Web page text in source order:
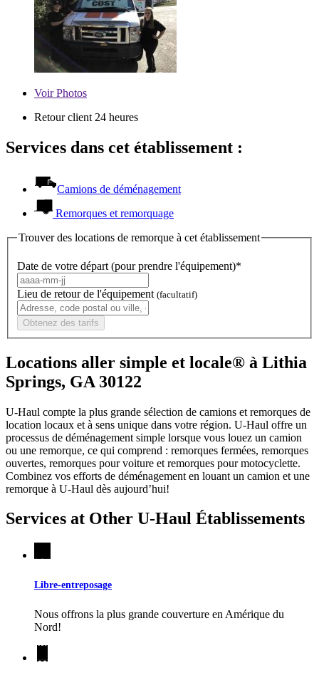
VoirPhotos
Retour client 24 heures
Services dans cet établissement :
Camions de déménagement
Remorques et remorquage
Trouver des locations de remorque à cet établissement
Date de votre départ (pour prendre l'équipement)*
Lieu de retour de l'équipement (facultatif)
Obtenez des tarifs
Locations aller simple et locale® à Lithia
Springs, GA 30122
U-Haul compte la plus grande sélection de camions et remorques de
location locaux et à sens unique dans votre région. U-Haul offre un
processus de déménagement simple lorsque vous louez un camion
ou une remorque, ce qui comprend : remorques fermées, remorques
ouvertes, remorques pour voiture et remorques pour motocyclette.
Combinez vos efforts de déménagement en louant un camion et une
remorque à U-Haul dès aujourd’hui!
Services at Other U-Haul Établissements
Libre-entreposage
Nous offrons la plus grande couverture en Amérique du
Nord!